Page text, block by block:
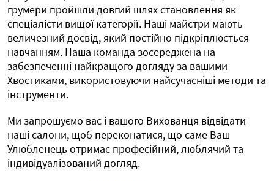
грумери пройшли довгий шлях становлення як
спеціалісти вищої категорії. Наші майстри мають
величезний досвід, який постійно підкріплюється
навчанням. Наша команда зосереджена на
забезпеченні найкращого догляду за вашими
Хвостиками, використовуючи найсучасніші методи та
інструменти.
Ми запрошуємо вас і вашого Вихованця відвідати
наші салони, щоб переконатися, що саме Ваш
Улюбленець отримає професійний, люблячий та
індивідуалізований догляд.